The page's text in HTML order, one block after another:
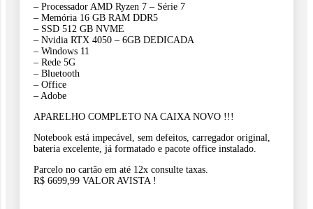
– ⁠Processador AMD Ryzen 7 – Série 7
– ⁠Memória 16 GB RAM DDR5
– SSD 512 GB NVME
– ⁠Nvidia RTX 4050 – 6GB DEDICADA
– Windows 11
– Rede 5G
– Bluetooth
– Office
– Adobe
APARELHO COMPLETO NA CAIXA NOVO !!!
Notebook está impecável, sem defeitos, carregador original,
bateria excelente, já formatado e pacote office instalado.
Parcelo no cartão em até 12x consulte taxas.
R$ 6699,99 VALOR AVISTA !